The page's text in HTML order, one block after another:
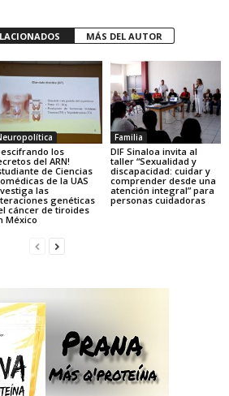
MÁS DEL AUTOR
los
del ARN!
de Ciencias
de la UAS
las
genéticas
cáncer de tiroides
México
Familia
DIF Sinaloa invita al
taller “Sexualidad y
discapacidad: cuidar y
comprender desde una
atención integral” para
personas cuidadoras